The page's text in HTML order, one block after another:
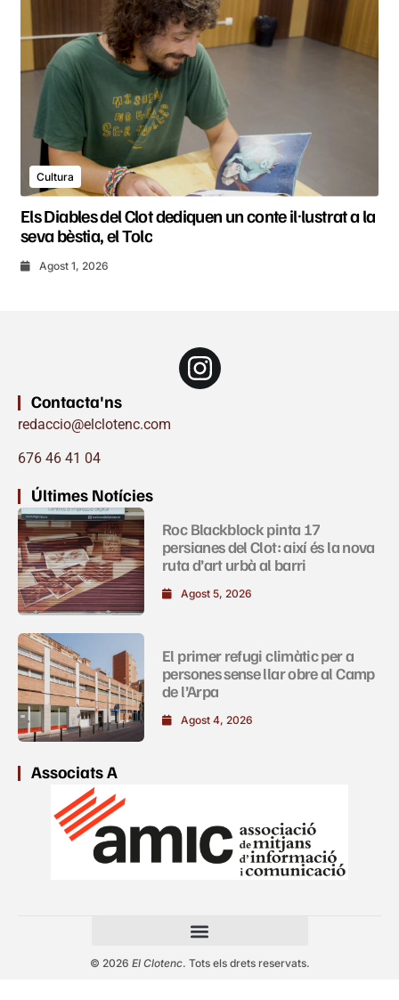
Cultura
Els Diables del Clot dediquen un conte il·lustrat a la
seva bèstia, el Tolc
Agost 1, 2026
Contacta'ns
redaccio@elclotenc.com
676 46 41 04
Últimes Notícies
Roc Blackblock pinta 17
persianes del Clot: així és la nova
ruta d’art urbà al barri
Agost 5, 2026
El primer refugi climàtic per a
persones sense llar obre al Camp
de l’Arpa
Agost 4, 2026
Associats A
© 2026 El Clotenc. Tots els drets reservats.